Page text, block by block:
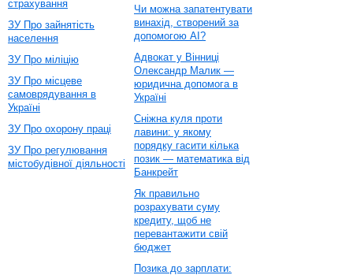
страхування
ЗУ Про зайнятість
населення
ЗУ Про міліцію
ЗУ Про місцеве
самоврядування в
Україні
ЗУ Про охорону праці
ЗУ Про регулювання
містобудівної діяльності
Чи можна запатентувати
винахід, створений за
допомогою AI?
Адвокат у Вінниці
Олександр Малик —
юридична допомога в
Україні
Сніжна куля проти
лавини: у якому
порядку гасити кілька
позик — математика від
Банкрейт
Як правильно
розрахувати суму
кредиту, щоб не
перевантажити свій
бюджет
Позика до зарплати: